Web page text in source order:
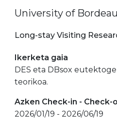
University of
Long-stay Visiting
Ikerketa gaia
DES eta DBsox
teorikoa.
Azken Check-in - Check-
2026/01/19 - 2026/06/19